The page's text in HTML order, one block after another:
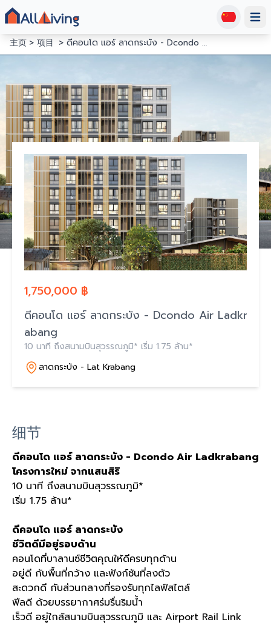
主页
项目 ดีคอนโด แอร์ ลาดกระบัง - Dcondo Air Ladkrabang
1,750,000 ฿
ดีคอนโด แอร์ ลาดกระบัง - Dcondo Air Ladkr
abang
10 นาที ถึงสนามบินสุวรรณภูมิ* เริ่ม 1.75 ล้าน*
ลาดกระบัง - Lat Krabang
细节
ดีคอนโด แอร์ ลาดกระบัง - Dcondo Air Ladkrabang
โครงการใหม่ จากแสนสิริ
10 นาที ถึงสนามบินสุวรรณภูมิ*
เริ่ม 1.75 ล้าน*
ดีคอนโด แอร์ ลาดกระบัง
ชีวิตดีมีอยู่รอบด้าน
คอนโดที่บาลานซ์ชีวิตคุณให้ดีครบทุกด้าน
อยู่ดี กับพื้นที่กว้าง และฟังก์ชันที่ลงตัว
สะดวกดี กับส่วนกลางที่รองรับทุกไลฟ์สไตล์
ฟีลดี ด้วยบรรยากาศร่มรื่นริมน้ำ
เร็วดี อยู่ใกล้สนามบินสุวรรณภูมิ และ Airport Rail Link